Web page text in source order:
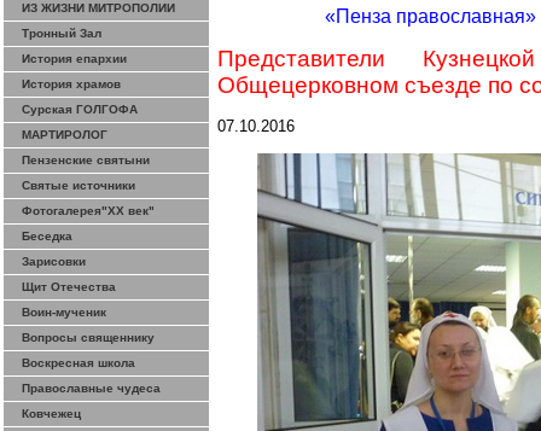
ИЗ ЖИЗНИ МИТРОПОЛИИ
Тронный Зал
История епархии
История храмов
Сурская ГОЛГОФА
МАРТИРОЛОГ
Пензенские святыни
Святые источники
Фотогалерея"ХХ век"
Беседка
Зарисовки
Щит Отечества
Воин-мученик
Вопросы священнику
Воскресная школа
Православные чудеса
Ковчежец
«Пенза
Представители
Общецерковном съезде по
07.10.2016